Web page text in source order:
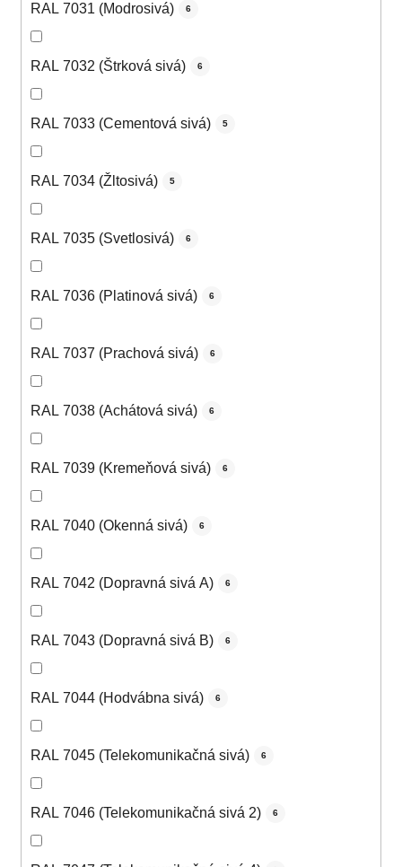
RAL 7031 (Modrosivá) 6
RAL 7032 (Štrková sivá) 6
RAL 7033 (Cementová sivá) 5
RAL 7034 (Žltosivá) 5
RAL 7035 (Svetlosivá) 6
RAL 7036 (Platinová sivá) 6
RAL 7037 (Prachová sivá) 6
RAL 7038 (Achátová sivá) 6
RAL 7039 (Kremeňová sivá) 6
RAL 7040 (Okenná sivá) 6
RAL 7042 (Dopravná sivá A) 6
RAL 7043 (Dopravná sivá B) 6
RAL 7044 (Hodvábna sivá) 6
RAL 7045 (Telekomunikačná sivá) 6
RAL 7046 (Telekomunikačná sivá 2) 6